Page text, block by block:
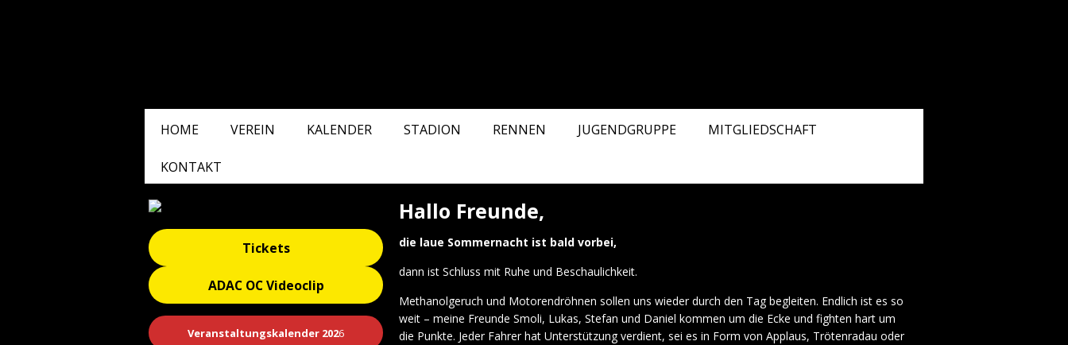
HOME VEREIN KALENDER STADION RENNEN JUGENDGRUPPE MITGLIEDSCHAFT
KONTAKT
Hallo Freunde,
die laue Sommernacht ist bald vorbei,
dann ist Schluss mit Ruhe und Beschaulichkeit.
Methanolgeruch und Motorendröhnen sollen uns wieder durch den Tag begleiten. Endlich ist es so
weit – meine Freunde Smoli, Lukas, Stefan und Daniel kommen um die Ecke und fighten hart um
die Punkte. Jeder Fahrer hat Unterstützung verdient, sei es in Form von Applaus, Trötenradau oder
Tickets
ADAC OC Videoclip
Veranstaltungskalender 2026